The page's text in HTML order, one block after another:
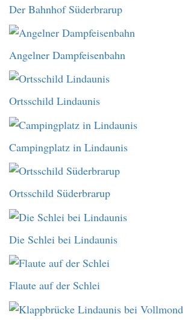
Der Bahnhof Süderbrarup
Angelner Dampfeisenbahn
Ortsschild Lindaunis
Campingplatz in Lindaunis
Ortsschild Süderbrarup
Die Schlei bei Lindaunis
Flaute auf der Schlei